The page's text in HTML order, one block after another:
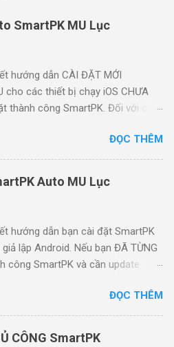
SmartPK MU Lục
hướng dẫn CÀI ĐẶT MỚI
cho các thiết bị chạy iOS CHƯA
thành công SmartPK. Đối với các
SmartPK hoặc khôi phục auto
SmartPK trong Game) , vui
hướng dẫn này: Hướng dẫn
khôi phục SmartPK Auto MU trên
KHI BẮT ĐẦU Các bạn vui
tự các bước trong hướng dẫn và
chỗ bôi đỏ . Chỉ mất khoảng 3 - 5
có thể cài đặt SmartPK thành công
vì làm vội vàng rồi sau đó mất rất
đợi chúng tôi hỗ trợ. Hướng dẫn
thể dùng mạng 3G/4G để chơi
ĐỌC THÊM
Auto MU Lục
hướng dẫn bạn cài đặt SmartPK
lập Android. Nếu bạn ĐÃ TỪNG
công SmartPK và cần update
1 - 2 và tới thẳng Bước 3 . Bước
MU Lục Địa Luôn phải đảm
đã được cập nhật TRƯỚC KHI
ĐỌC THÊM
CÔNG SmartPK